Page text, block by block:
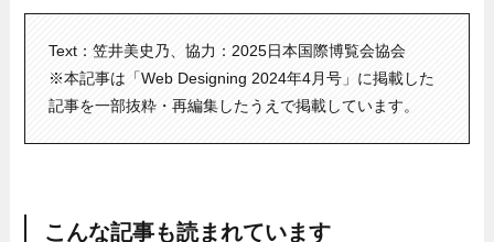
Text：笠井美史乃、協力：2025日本国際博覧会協会
※本記事は「Web Designing 2024年4月号」に掲載した
記事を一部抜粋・再編集したうえで掲載しています。
こんな記事も読まれています